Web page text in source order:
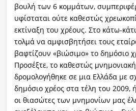
βουλή των 6 κομμάτων,
υφίσταται ούτε καθεστώς
εκτίναξη του χρέους. Στο κάτω-
τολμά να αμφισβητήσει τους
βαφτίζουν «βιώσιμο» το δημόσιο
Προσέξτε, το καθεστώς
δρομολογήθηκε σε μια Ελλάδα με
δημόσιο χρέος στα τέλη του 2009,
οι θιασώτες των μνημονίων μας